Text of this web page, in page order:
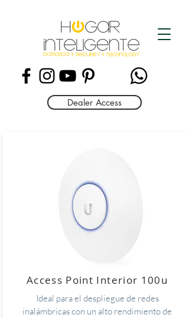
Dealer Access
Access Point Interior 100u
Ideal para el despliegue de redes
inalámbricas con un alto rendimiento de